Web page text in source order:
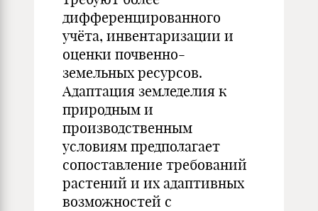
дифференцированного
учёта, инвентаризации и
оценки почвенно-
земельных ресурсов.
Адаптация земледелия к
природным и
производственным
условиям предполагает
сопоставление требований
растений и их адаптивных
возможностей с